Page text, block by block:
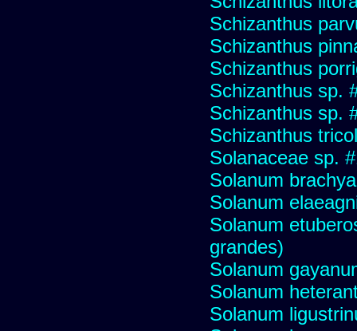
Schizanthus
Schizanthus
Schizanthus
Schizanthus sp.
Schizanthus sp.
Schizanthus
Solanaceae sp.
Solanum
Solanum
Solanum
grandes)
Solanum
Solanum
Solanum